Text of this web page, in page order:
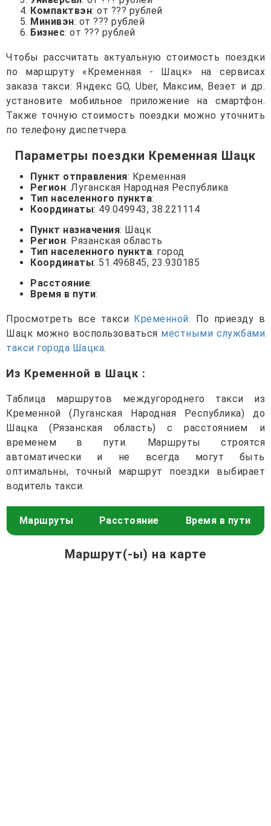
Компактвэн: от ??? рублей
Минивэн: от ??? рублей
Бизнес: от ??? рублей
Чтобы рассчитать актуальную стоимость поездки
по маршруту «Кременная - Шацк» на сервисах
заказа такси: Яндекс GO, Uber, Максим, Везет и др.
установите мобильное приложение на смартфон.
Также точную стоимость поездки можно уточнить
по телефону диспетчера.
Параметры поездки Кременная Шацк
Пункт отправления: Кременная
Регион: Луганская Народная Республика
Тип населенного пункта:
Координаты: 49.049943, 38.221114
Пункт назначения: Шацк
Регион: Рязанская область
Тип населенного пункта: город
Координаты: 51.496845, 23.930185
Расстояние:
Время в пути:
Просмотреть все такси Кременной. По приезду в
Шацк можно воспользоваться местными службами
такси города Шацка.
Из Кременной в Шацк :
Таблица маршрутов междугороднего такси из
Кременной (Луганская Народная Республика) до
Шацка (Рязанская область) с расстоянием и
временем в пути. Маршруты строятся
автоматически и не всегда могут быть
оптимальны, точный маршрут поездки выбирает
водитель такси.
Маршруты Расстояние Время в пути
Маршрут(-ы) на карте